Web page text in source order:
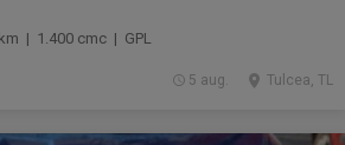
| 1.400 cmc | GPL
Tulcea, TL
5 aug.